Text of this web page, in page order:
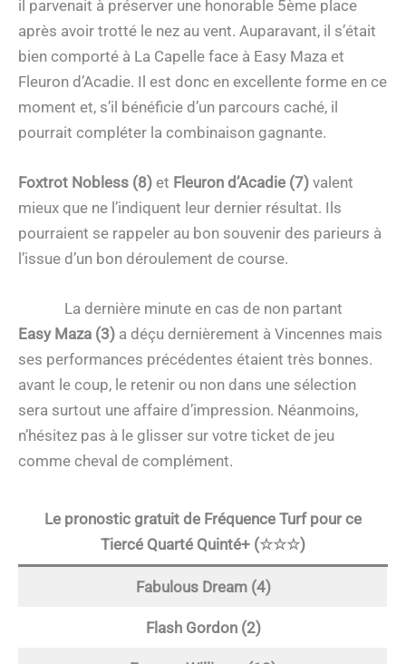
il parvenait à préserver une honorable 5ème place
après avoir trotté le nez au vent. Auparavant, il s’était
bien comporté à La Capelle face à Easy Maza et
Fleuron d’Acadie. Il est donc en excellente forme en ce
moment et, s’il bénéficie d’un parcours caché, il
pourrait compléter la combinaison gagnante.
Foxtrot Nobless (8) et Fleuron d’Acadie (7) valent
mieux que ne l’indiquent leur dernier résultat. Ils
pourraient se rappeler au bon souvenir des parieurs à
l’issue d’un bon déroulement de course.
La dernière minute en cas de non partant
Easy Maza (3) a déçu dernièrement à Vincennes mais
ses performances précédentes étaient très bonnes.
avant le coup, le retenir ou non dans une sélection
sera surtout une affaire d’impression. Néanmoins,
n’hésitez pas à le glisser sur votre ticket de jeu
comme cheval de complément.
Le pronostic gratuit de Fréquence Turf pour ce
Tiercé Quarté Quinté+ (☆☆☆)
Fabulous Dream (4)
Flash Gordon (2)